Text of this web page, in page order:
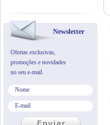
Newsletter
Ofertas exclusivas,
promoções e novidades
no seu e-mail.